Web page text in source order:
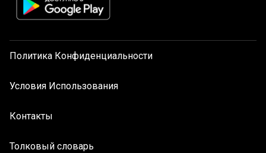
Политика Конфиденциальности
Условия Использования
Контакты
Толковый словарь